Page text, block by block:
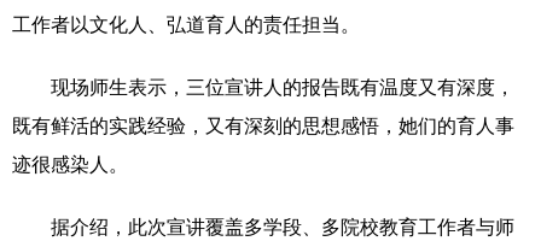
辽宁 吉林 上海
山东 河南 湖北 湖南
广东
四川 贵州 云南 西藏
工作者以文化人、弘道育人的责任担当。
现场师生表示，三位宣讲人的报告既有温度又有深度，
既有鲜活的实践经验，又有深刻的思想感悟，她们的育人事
迹很感染人。
据介绍，此次宣讲覆盖多学段、多院校教育工作者与师